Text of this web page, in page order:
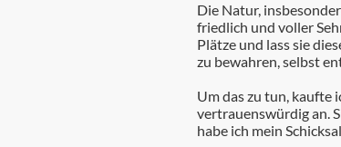
Die Natur,
friedlich und voller
Plätze und lass sie
zu bewahren, selbst
Um das zu tun, kaufte
vertrauenswürdig an.
habe ich mein